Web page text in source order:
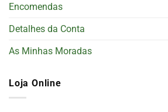
Encomendas
Detalhes da Conta
As Minhas Moradas
Loja Online